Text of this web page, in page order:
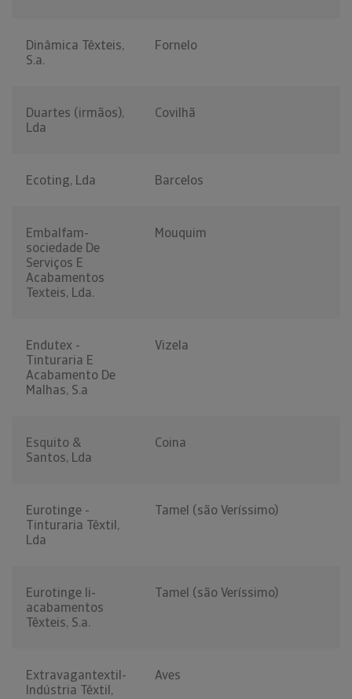
Dinâmica Têxteis,
S.a.
Fornelo
Duartes (irmãos),
Lda
Covilhã
Ecoting, Lda Barcelos
Embalfam-
sociedade De
Serviços E
Acabamentos
Texteis, Lda.
Mouquim
Endutex -
Tinturaria E
Acabamento De
Malhas, S.a
Vizela
Esquito &
Santos, Lda
Coina
Eurotinge -
Tinturaria Têxtil,
Lda
Tamel (são Veríssimo)
Eurotinge Ii-
acabamentos
Têxteis, S.a.
Tamel (são Veríssimo)
Extravagantextil-
Indústria Têxtil,
Aves